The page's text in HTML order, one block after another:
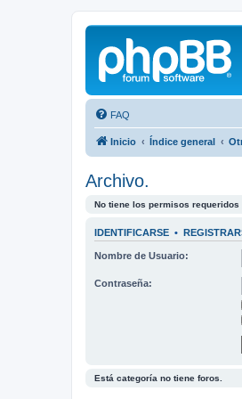
FAQ
Inicio Índice general
Archivo.
No tiene los permisos
IDENTIFICARSE •
Nombre de Usuario:
Contraseña:
Está categoría no tiene foros.